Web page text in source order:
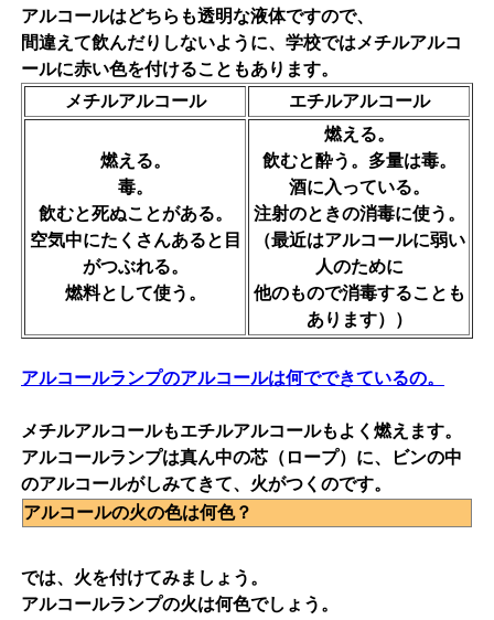
アルコールはどちらも透明な液体ですので、
間違えて飲んだりしないように、学校ではメチルアルコ
ールに赤い色を付けることもあります。
メチルアルコール
エチルアルコール
燃える。
毒。
飲むと死ぬことがある。
空気中にたくさんあると目
がつぶれる。
燃料として使う。
燃える。
飲むと酔う。多量は毒。
酒に入っている。
注射のときの消毒に使う。
（最近はアルコールに弱い
人のために
他のもので消毒することも
あります））
アルコールランプのアルコールは何でできているの。
メチルアルコールもエチルアルコールもよく燃えます。
アルコールランプは真ん中の芯（ロープ）に、ビンの中
のアルコールがしみてきて、火がつくのです。
アルコールの火の色は何色？
では、火を付けてみましょう。
アルコールランプの火は何色でしょう。